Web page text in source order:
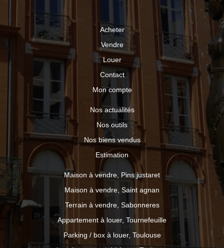
Acheter
Vendre
Louer
Contact
Mon compte
Nos actualités
Nos outils
Nos biens vendus
Estimation
Maison à vendre, Pins justaret
Maison à vendre, Saint agnan
Terrain à vendre, Sabonneres
Appartement à louer, Tournefeuille
Parking / box à louer, Toulouse